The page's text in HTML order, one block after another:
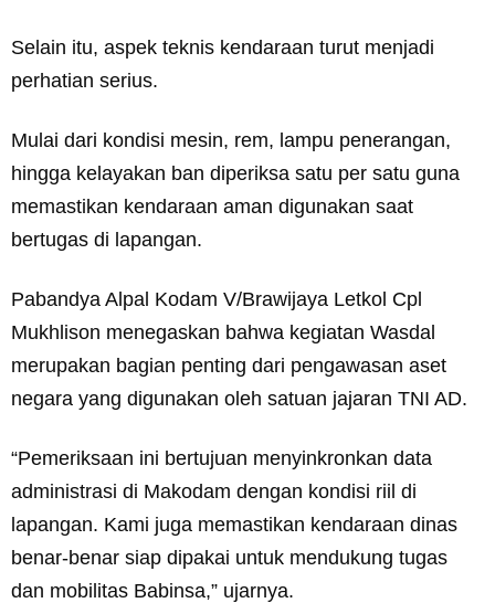
Selain itu, aspek teknis kendaraan turut menjadi
perhatian serius.
Mulai dari kondisi mesin, rem, lampu penerangan,
hingga kelayakan ban diperiksa satu per satu guna
memastikan kendaraan aman digunakan saat
bertugas di lapangan.
Pabandya Alpal Kodam V/Brawijaya Letkol Cpl
Mukhlison menegaskan bahwa kegiatan Wasdal
merupakan bagian penting dari pengawasan aset
negara yang digunakan oleh satuan jajaran TNI AD.
“Pemeriksaan ini bertujuan menyinkronkan data
administrasi di Makodam dengan kondisi riil di
lapangan. Kami juga memastikan kendaraan dinas
benar-benar siap dipakai untuk mendukung tugas
dan mobilitas Babinsa,” ujarnya.